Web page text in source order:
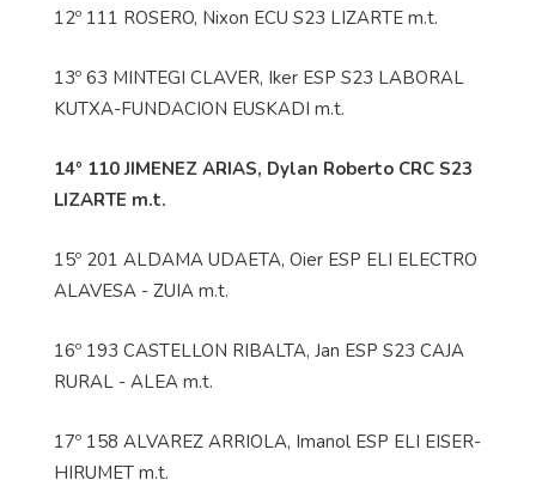
12º 111 ROSERO, Nixon ECU S23 LIZARTE m.t.
13º 63 MINTEGI CLAVER, Iker ESP S23 LABORAL
KUTXA-FUNDACION EUSKADI m.t.
14º 110 JIMENEZ ARIAS, Dylan Roberto CRC S23
LIZARTE m.t.
15º 201 ALDAMA UDAETA, Oier ESP ELI ELECTRO
ALAVESA - ZUIA m.t.
16º 193 CASTELLON RIBALTA, Jan ESP S23 CAJA
RURAL - ALEA m.t.
17º 158 ALVAREZ ARRIOLA, Imanol ESP ELI EISER-
HIRUMET m.t.